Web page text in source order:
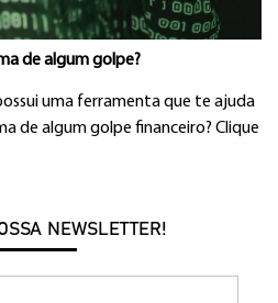
de algum golpe?
uma ferramenta que te ajuda
de algum golpe financeiro? Clique
NEWSLETTER!